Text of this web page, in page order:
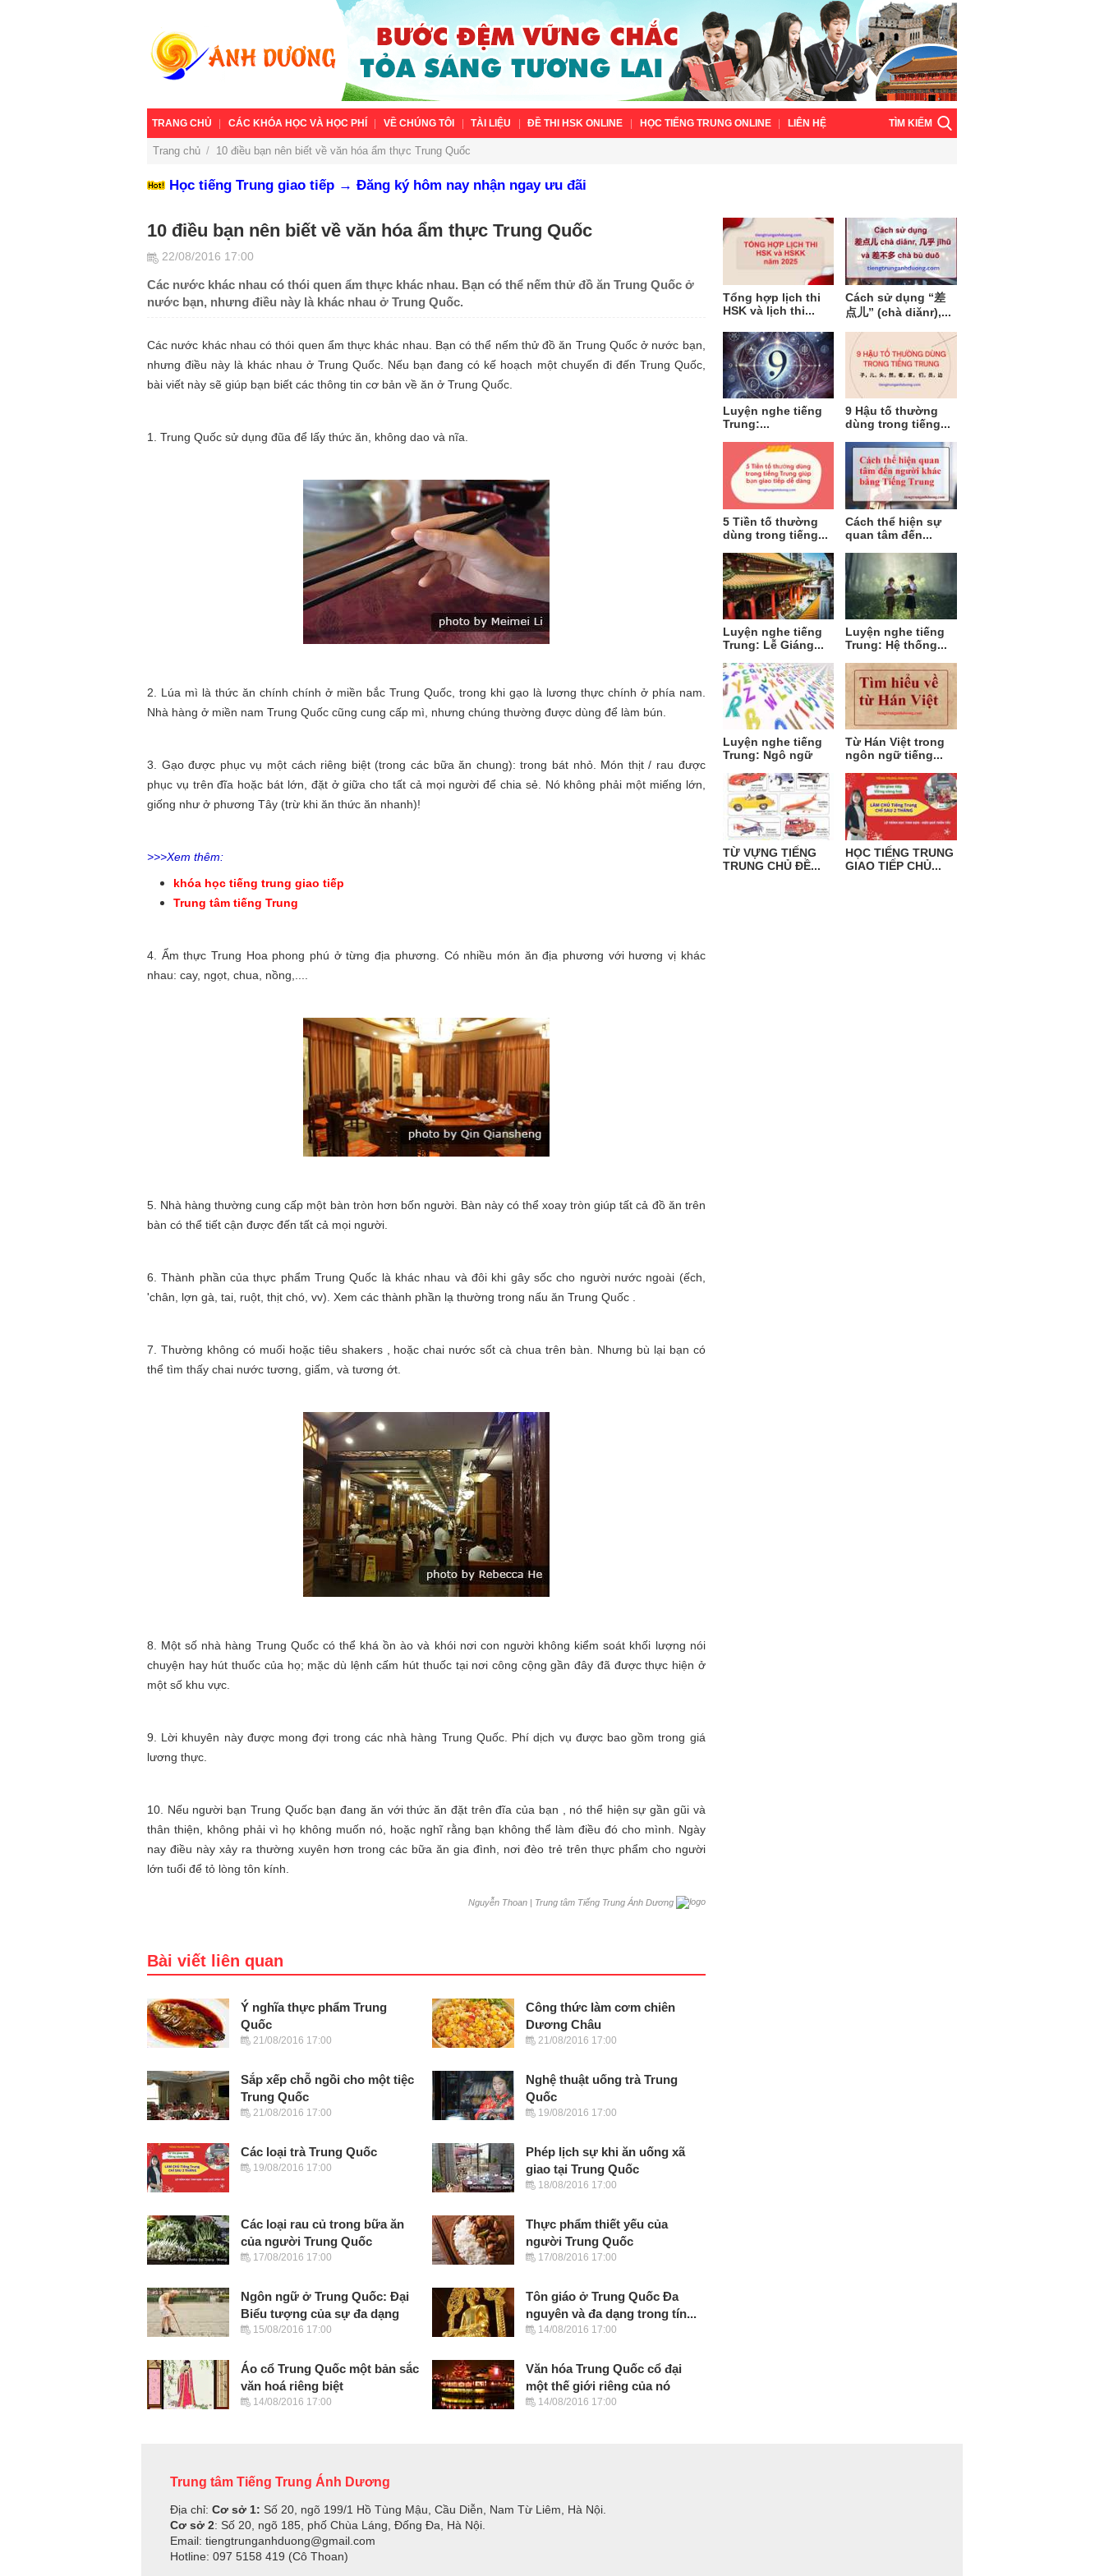
TRANG CHỦ CÁC KHÓA HỌC VÀ HỌC PHÍ VỀ CHÚNG TÔI TÀI LIỆU ĐỀ THI HSK ONLINE HỌC TIẾNG TRUNG ONLINE LIÊN HỆ TÌM KIẾM
Trang chủ / 10 điều bạn nên biết về văn hóa ẩm thực Trung Quốc
Học tiếng Trung giao tiếp → Đăng ký hôm nay nhận ngay ưu đãi
10 điều bạn nên biết về văn hóa ẩm thực Trung Quốc
22/08/2016 17:00
Các nước khác nhau có thói quen ẩm thực khác nhau. Bạn có thể nếm thử đồ ăn Trung Quốc ở
nước bạn, nhưng điều này là khác nhau ở Trung Quốc.
Các nước khác nhau có thói quen ẩm thực khác nhau. Bạn có thể nếm thử đồ ăn Trung Quốc ở nước bạn,
nhưng điều này là khác nhau ở Trung Quốc. Nếu bạn đang có kế hoạch một chuyến đi đến Trung Quốc,
bài viết này sẽ giúp bạn biết các thông tin cơ bản về ăn ở Trung Quốc.
1. Trung Quốc sử dụng đũa để lấy thức ăn, không dao và nĩa.
2. Lúa mì là thức ăn chính chính ở miền bắc Trung Quốc, trong khi gạo là lương thực chính ở phía nam.
Nhà hàng ở miền nam Trung Quốc cũng cung cấp mì, nhưng chúng thường được dùng để làm bún.
3. Gạo được phục vụ một cách riêng biệt (trong các bữa ăn chung): trong bát nhỏ. Món thịt / rau được
phục vụ trên đĩa hoặc bát lớn, đặt ở giữa cho tất cả mọi người để chia sẻ. Nó không phải một miếng lớn,
giống như ở phương Tây (trừ khi ăn thức ăn nhanh)!
>>>Xem thêm:
khóa học tiếng trung giao tiếp
Trung tâm tiếng Trung
4. Ẩm thực Trung Hoa phong phú ở từng địa phương. Có nhiều món ăn địa phương với hương vị khác
nhau: cay, ngọt, chua, nồng,....
5. Nhà hàng thường cung cấp một bàn tròn hơn bốn người. Bàn này có thể xoay tròn giúp tất cả đồ ăn trên
bàn có thể tiết cận được đến tất cả mọi người.
6. Thành phần của thực phẩm Trung Quốc là khác nhau và đôi khi gây sốc cho người nước ngoài (ếch,
'chân, lợn gà, tai, ruột, thịt chó, vv). Xem các thành phần lạ thường trong nấu ăn Trung Quốc .
7. Thường không có muối hoặc tiêu shakers , hoặc chai nước sốt cà chua trên bàn. Nhưng bù lại bạn có
thể tìm thấy chai nước tương, giấm, và tương ớt.
8. Một số nhà hàng Trung Quốc có thể khá ồn ào và khói nơi con người không kiểm soát khối lượng nói
chuyện hay hút thuốc của họ; mặc dù lệnh cấm hút thuốc tại nơi công cộng gần đây đã được thực hiện ở
một số khu vực.
9. Lời khuyên này được mong đợi trong các nhà hàng Trung Quốc. Phí dịch vụ được bao gồm trong giá
lương thực.
10. Nếu người bạn Trung Quốc bạn đang ăn với thức ăn đặt trên đĩa của bạn , nó thể hiện sự gần gũi và
thân thiện, không phải vì họ không muốn nó, hoặc nghĩ rằng bạn không thể làm điều đó cho mình. Ngày
nay điều này xảy ra thường xuyên hơn trong các bữa ăn gia đình, nơi đèo trẻ trên thực phẩm cho người
lớn tuổi để tỏ lòng tôn kính.
Nguyễn Thoan | Trung tâm Tiếng Trung Ánh Dương
Bài viết liên quan
Ý nghĩa thực phẩm Trung
Quốc
21/08/2016 17:00
Công thức làm cơm chiên
Dương Châu
21/08/2016 17:00
Sắp xếp chỗ ngồi cho một tiệc
Trung Quốc
21/08/2016 17:00
Nghệ thuật uống trà Trung
Quốc
19/08/2016 17:00
Các loại trà Trung Quốc
19/08/2016 17:00
Phép lịch sự khi ăn uống xã
giao tại Trung Quốc
18/08/2016 17:00
Các loại rau củ trong bữa ăn
của người Trung Quốc
17/08/2016 17:00
Thực phẩm thiết yếu của
người Trung Quốc
17/08/2016 17:00
Ngôn ngữ ở Trung Quốc: Đại
Biểu tượng của sự đa dạng
15/08/2016 17:00
Tôn giáo ở Trung Quốc Đa
nguyên và đa dạng trong tín...
14/08/2016 17:00
Áo cổ Trung Quốc một bản sắc
văn hoá riêng biệt
14/08/2016 17:00
Văn hóa Trung Quốc cổ đại
một thế giới riêng của nó
14/08/2016 17:00
Tổng hợp lịch thi
HSK và lịch thi...
Cách sử dụng “差
点儿” (chà diǎnr),...
Luyện nghe tiếng
Trung:...
9 Hậu tố thường
dùng trong tiếng...
5 Tiền tố thường
dùng trong tiếng...
Cách thể hiện sự
quan tâm đến...
Luyện nghe tiếng
Trung: Lễ Giáng...
Luyện nghe tiếng
Trung: Hệ thống...
Luyện nghe tiếng
Trung: Ngô ngữ
Từ Hán Việt trong
ngôn ngữ tiếng...
TỪ VỰNG TIẾNG
TRUNG CHỦ ĐỀ...
HỌC TIẾNG TRUNG
GIAO TIẾP CHỦ...
Trung tâm Tiếng Trung Ánh Dương
Địa chỉ: Cơ sở 1: Số 20, ngõ 199/1 Hồ Tùng Mậu, Cầu Diễn, Nam Từ Liêm, Hà Nội.
Cơ sở 2: Số 20, ngõ 185, phố Chùa Láng, Đống Đa, Hà Nội.
Email: tiengtrunganhduong@gmail.com
Hotline: 097 5158 419 (Cô Thoan)